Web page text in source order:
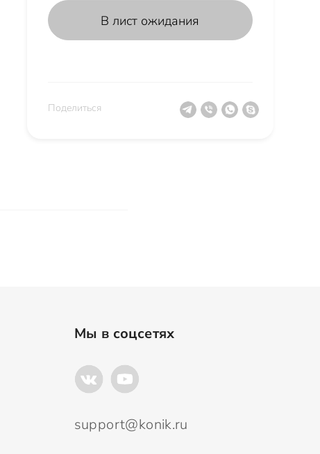
В лист ожидания
Поделиться
Мы в соцсетях
support@konik.ru